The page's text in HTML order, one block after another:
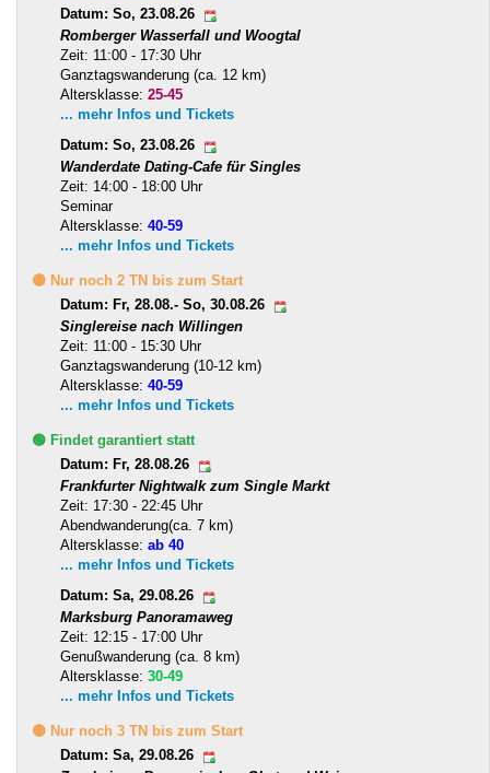
Datum: So, 23.08.26
Romberger Wasserfall und Woogtal
Zeit: 11:00 - 17:30 Uhr
Ganztagswanderung (ca. 12 km)
Altersklasse: 25-45
... mehr Infos und Tickets
Datum: So, 23.08.26
Wanderdate Dating-Cafe für Singles
Zeit: 14:00 - 18:00 Uhr
Seminar
Altersklasse: 40-59
... mehr Infos und Tickets
🟡 Nur noch 2 TN bis zum Start
Datum: Fr, 28.08.- So, 30.08.26
Singlereise nach Willingen
Zeit: 11:00 - 15:30 Uhr
Ganztagswanderung (10-12 km)
Altersklasse: 40-59
... mehr Infos und Tickets
🟢 Findet garantiert statt
Datum: Fr, 28.08.26
Frankfurter Nightwalk zum Single Markt
Zeit: 17:30 - 22:45 Uhr
Abendwanderung(ca. 7 km)
Altersklasse: ab 40
... mehr Infos und Tickets
Datum: Sa, 29.08.26
Marksburg Panoramaweg
Zeit: 12:15 - 17:00 Uhr
Genußwanderung (ca. 8 km)
Altersklasse: 30-49
... mehr Infos und Tickets
🟡 Nur noch 3 TN bis zum Start
Datum: Sa, 29.08.26